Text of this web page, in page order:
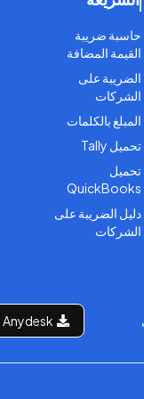
حاسبة ضريبة
القيمة المضافة
الضريبة على
الشركات
المبلغ بالكلمات
تحميل Tally
تحميل
QuickBooks
دليل الضريبة على
الشركات
Anydesk